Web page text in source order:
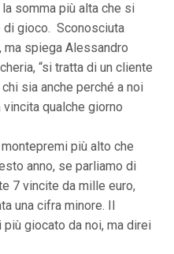
somma più alta che si
gioco. Sconosciuta
ma spiega Alessandro
“si tratta di un cliente
sia anche perché a noi
qualche giorno
montepremi più alto che
anno, se parliamo di
7 vincite da mille euro,
una cifra minore. Il
più giocato da noi, ma direi